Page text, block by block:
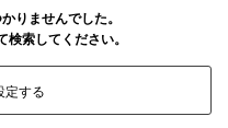
りませんでした。
索してください。
定する